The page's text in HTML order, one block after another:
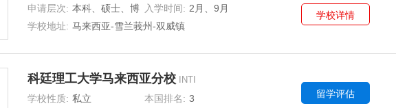
申请层次: 本科、硕士、博
士
入学时间: 2月、9月
学校地址: 马来西亚-雪兰莪州-双威镇
学校详情
科廷理工大学马来西亚分校 INTI
INTERNATIONAL UNIVERSITY
学校性质: 私立 本国排名: 3
留学评估